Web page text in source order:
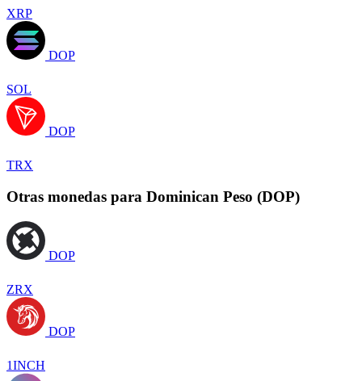
XRP
DOP
SOL
DOP
TRX
Otras monedas para Dominican Peso (DOP)
DOP
ZRX
DOP
1INCH